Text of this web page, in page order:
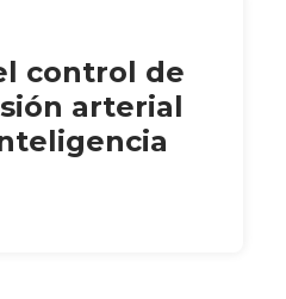
control de
arterial